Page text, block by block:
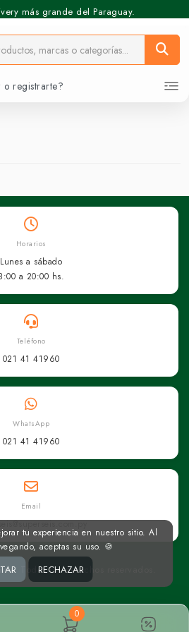
más grande del Paraguay.
o registrarte?
0
Horarios
Lunes a sábado
a 20:00 hs.
Teléfono
021 41 41960
WhatsApp
021 41 41960
Email
Todos los derechos reservados.
tu experiencia en nuestro sitio. Al
aceptas su uso. 🍪
RECHAZAR